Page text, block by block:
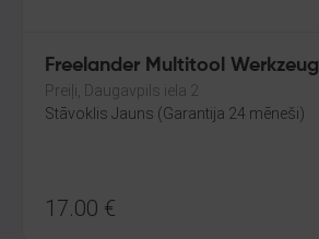
Freelander Multitool Werkzeug
Preiļi, Daugavpils iela 2
Stāvoklis Jauns (Garantija 24 mēneši)
17.00 €